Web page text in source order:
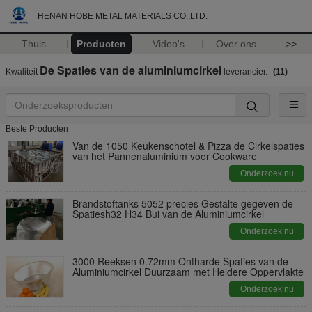
HENAN HOBE METAL MATERIALS CO.,LTD.
Thuis Producten Video's Over ons >>
Kwaliteit De Spaties van de aluminiumcirkel leverancier. (11)
Beste Producten
Van de 1050 Keukenschotel & Pizza de Cirkelspaties
van het Pannenaluminium voor Cookware
Onderzoek nu
Brandstoftanks 5052 precies Gestalte gegeven de
Spatiesh32 H34 Bui van de Aluminiumcirkel
Onderzoek nu
3000 Reeksen 0.72mm Ontharde Spaties van de
Aluminiumcirkel Duurzaam met Heldere Oppervlakte
Onderzoek nu